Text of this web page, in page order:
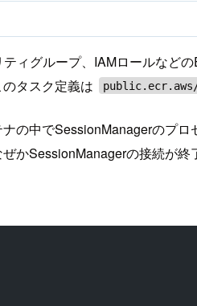
ィグループ、IAMロールなど
タスク定義は
の中でSessionManagerのプ
かSessionManagerの接続が